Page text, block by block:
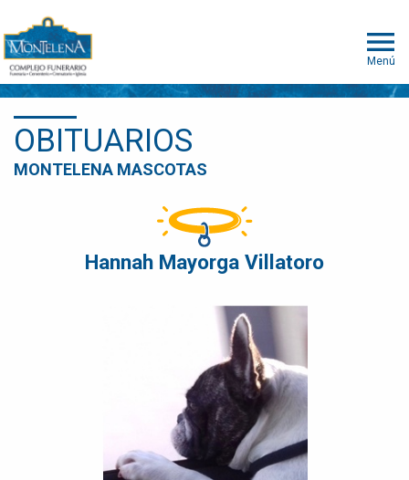
Menú
OBITUARIOS
MONTELENA MASCOTAS
Hannah Mayorga Villatoro